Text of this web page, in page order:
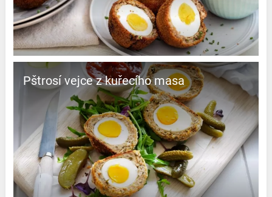
Pštrosí vejce z kuřecího masa